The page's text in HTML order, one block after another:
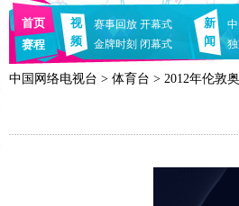
首页
赛程
视
频
赛事回放 开幕式
金牌时刻 闭幕式
新
闻
中国网络电视台 > 体育台 > 2012年伦敦